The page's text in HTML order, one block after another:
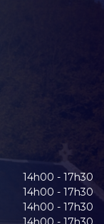
14h00 - 17h30
14h00 - 17h30
14h00 - 17h30